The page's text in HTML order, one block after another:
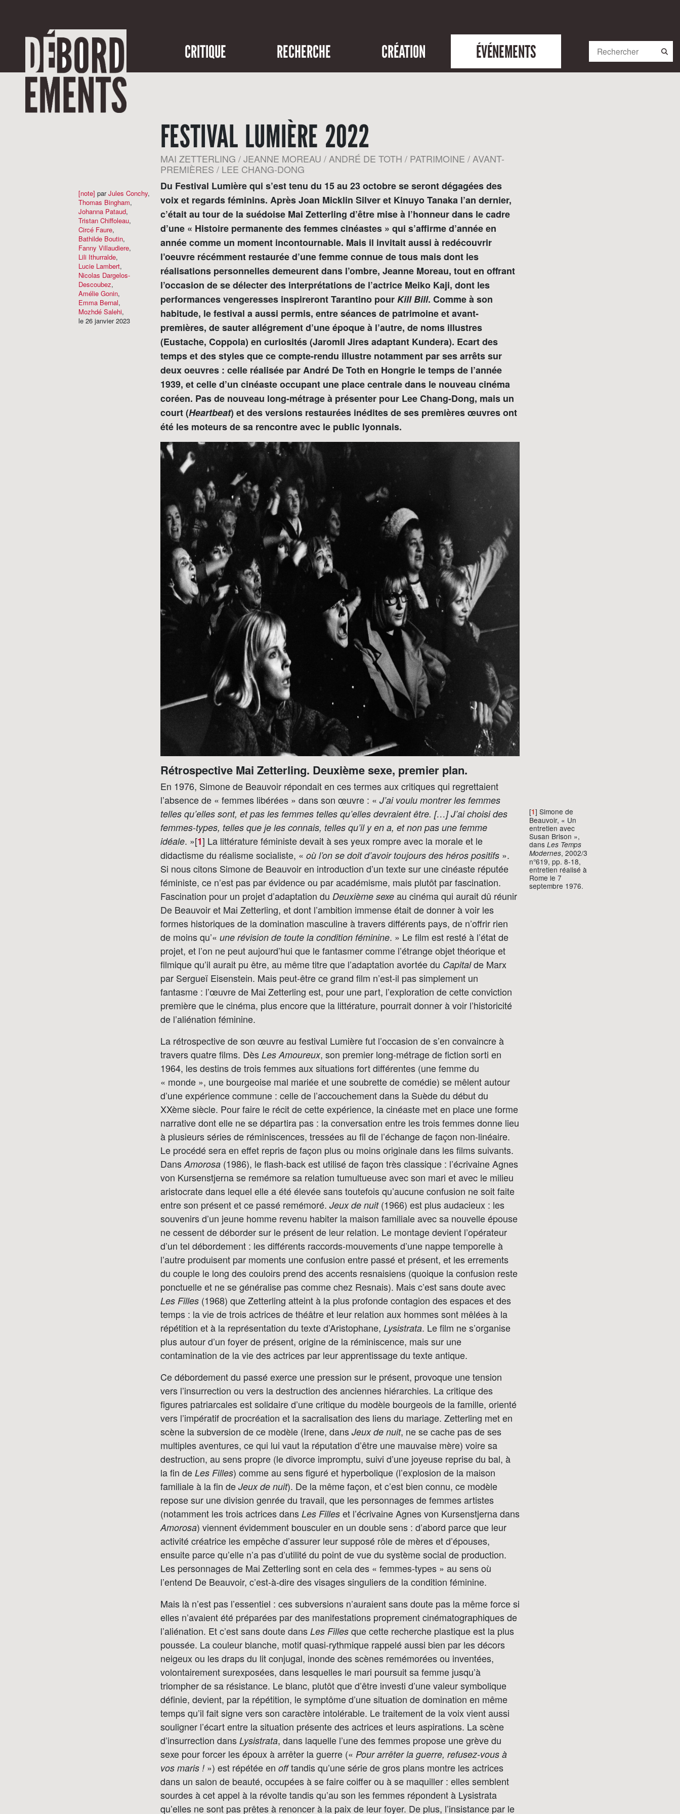
CRITIQUE RECHERCHE CRÉATION ÉVÉNEMENTS
FESTIVAL LUMIÈRE 2022
MAI ZETTERLING / JEANNE MOREAU / ANDRÉ DE TOTH / PATRIMOINE / AVANT-
PREMIÈRES / LEE CHANG-DONG
[note] parJules Conchy,
Thomas Bingham,
Johanna Pataud,
Tristan Chiffoleau,
Circé Faure,
Bathilde Boutin,
Fanny Villaudiere,
Lili Ithurralde,
Lucie Lambert,
Nicolas Dargelos-
Descoubez,
Amélie Gonin,
Emma Bernal,
Mozhdé Salehi,
le 26 janvier 2023
Du Festival Lumière qui s’est tenu du 15 au 23 octobre se seront dégagées des
voix et regards féminins. Après Joan Micklin Silver et Kinuyo Tanaka l’an dernier,
c’était au tour de la suédoise Mai Zetterling d’être mise à l’honneur dans le cadre
d’une « Histoire permanente des femmes cinéastes » qui s’affirme d’année en
année comme un moment incontournable. Mais il invitait aussi à redécouvrir
l’oeuvre récémment restaurée d’une femme connue de tous mais dont les
réalisations personnelles demeurent dans l’ombre, Jeanne Moreau, tout en offrant
l’occasion de se délecter des interprétations de l’actrice Meiko Kaji, dont les
performances vengeresses inspireront Tarantino pourKill Bill. Comme à son
habitude, le festival a aussi permis, entre séances de patrimoine et avant-
premières, de sauter allégrement d’une époque à l’autre, de noms illustres
(Eustache, Coppola) en curiosités (Jaromil Jires adaptant Kundera). Ecart des
temps et des styles que ce compte-rendu illustre notamment par ses arrêts sur
deux oeuvres : celle réalisée par André De Toth en Hongrie le temps de l’année
1939, et celle d’un cinéaste occupant une place centrale dans le nouveau cinéma
coréen. Pas de nouveau long-métrage à présenter pour Lee Chang-Dong, mais un
court (Heartbeat) et des versions restaurées inédites de ses premières œuvres ont
été les moteurs de sa rencontre avec le public lyonnais.
Rétrospective Mai Zetterling. Deuxième sexe, premier plan.
En 1976, Simone de Beauvoir répondait en ces termes aux critiques qui regrettaient
l’absence de « femmes libérées » dans son œuvre : « J’ai voulu montrer les femmes
telles qu’elles sont, et pas les femmes telles qu’elles devraient être. […] J’ai choisi des
femmes-types, telles que je les connais, telles qu’il y en a, et non pas une femme
idéale. »[1]
[1] Simone de
Beauvoir, « Un
entretien avec
Susan Brison »,
dans Les Temps
Modernes, 2002/3
n°619, pp. 8-18,
entretien réalisé à
Rome le 7
septembre 1976.
La littérature féministe devait à ses yeux rompre avec la morale et le
didactisme du réalisme socialiste, « où l’on se doit d’avoir toujours des héros positifs ».
Si nous citons Simone de Beauvoir en introduction d’un texte sur une cinéaste réputée
féministe, ce n’est pas par évidence ou par académisme, mais plutôt par fascination.
Fascination pour un projet d’adaptation du Deuxième sexe au cinéma qui aurait dû réunir
De Beauvoir et Mai Zetterling, et dont l’ambition immense était de donner à voir les
formes historiques de la domination masculine à travers différents pays, de n’offrir rien
de moins qu’« une révision de toute la condition féminine. » Le film est resté à l’état de
projet, et l’on ne peut aujourd’hui que le fantasmer comme l’étrange objet théorique et
filmique qu’il aurait pu être, au même titre que l’adaptation avortée du Capitalde Marx
par Sergueï Eisenstein. Mais peut-être ce grand film n’est-il pas simplement un
fantasme : l’œuvre de Mai Zetterling est, pour une part, l’exploration de cette conviction
première que le cinéma, plus encore que la littérature, pourrait donner à voir l’historicité
de l’aliénation féminine.
La rétrospective de son œuvre au festival Lumière fut l’occasion de s’en convaincre à
travers quatre films. Dès Les Amoureux, son premier long-métrage de fiction sorti en
1964, les destins de trois femmes aux situations fort différentes (une femme du
« monde », une bourgeoise mal mariée et une soubrette de comédie) se mêlent autour
d’une expérience commune : celle de l’accouchement dans la Suède du début du
XXème siècle. Pour faire le récit de cette expérience, la cinéaste met en place une forme
narrative dont elle ne se départira pas : la conversation entre les trois femmes donne lieu
à plusieurs séries de réminiscences, tressées au fil de l’échange de façon non-linéaire.
Le procédé sera en effet repris de façon plus ou moins originale dans les films suivants.
Dans Amorosa (1986), le flash-back est utilisé de façon très classique : l’écrivaine Agnes
von Kursenstjerna se remémore sa relation tumultueuse avec son mari et avec le milieu
aristocrate dans lequel elle a été élevée sans toutefois qu’aucune confusion ne soit faite
entre son présent et ce passé remémoré. Jeux de nuit(1966) est plus audacieux : les
souvenirs d’un jeune homme revenu habiter la maison familiale avec sa nouvelle épouse
ne cessent de déborder sur le présent de leur relation. Le montage devient l’opérateur
d’un tel débordement : les différents raccords-mouvements d’une nappe temporelle à
l’autre produisent par moments une confusion entre passé et présent, et les errements
du couple le long des couloirs prend des accents resnaisiens (quoique la confusion reste
ponctuelle et ne se généralise pas comme chez Resnais). Mais c’est sans doute avec
Les Filles (1968) que Zetterling atteint à la plus profonde contagion des espaces et des
temps : la vie de trois actrices de théâtre et leur relation aux hommes sont mêlées à la
répétition et à la représentation du texte d’Aristophane, Lysistrata. Le film ne s’organise
plus autour d’un foyer de présent, origine de la réminiscence, mais sur une
contamination de la vie des actrices par leur apprentissage du texte antique.
Ce débordement du passé exerce une pression sur le présent, provoque une tension
vers l’insurrection ou vers la destruction des anciennes hiérarchies. La critique des
figures patriarcales est solidaire d’une critique du modèle bourgeois de la famille, orienté
vers l’impératif de procréation et la sacralisation des liens du mariage. Zetterling met en
scène la subversion de ce modèle (Irene, dans Jeux de nuit, ne se cache pas de ses
multiples aventures, ce qui lui vaut la réputation d’être une mauvaise mère) voire sa
destruction, au sens propre (le divorce impromptu, suivi d’une joyeuse reprise du bal, à
la fin de Les Filles) comme au sens figuré et hyperbolique (l’explosion de la maison
familiale à la fin de Jeux de nuit). De la même façon, et c’est bien connu, ce modèle
repose sur une division genrée du travail, que les personnages de femmes artistes
(notamment les trois actrices dans Les Filles et l’écrivaine Agnes von Kursenstjerna dans
Amorosa) viennent évidemment bousculer en un double sens : d’abord parce que leur
activité créatrice les empêche d’assurer leur supposé rôle de mères et d’épouses,
ensuite parce qu’elle n’a pas d’utilité du point de vue du système social de production.
Les personnages de Mai Zetterling sont en cela des « femmes-types » au sens où
l’entend De Beauvoir, c’est-à-dire des visages singuliers de la condition féminine.
Mais là n’est pas l’essentiel : ces subversions n’auraient sans doute pas la même force si
elles n’avaient été préparées par des manifestations proprement cinématographiques de
l’aliénation. Et c’est sans doute dans Les Filles que cette recherche plastique est la plus
poussée. La couleur blanche, motif quasi-rythmique rappelé aussi bien par les décors
neigeux ou les draps du lit conjugal, inonde des scènes remémorées ou inventées,
volontairement surexposées, dans lesquelles le mari poursuit sa femme jusqu’à
triompher de sa résistance. Le blanc, plutôt que d’être investi d’une valeur symbolique
définie, devient, par la répétition, le symptôme d’une situation de domination en même
temps qu’il fait signe vers son caractère intolérable. Le traitement de la voix vient aussi
souligner l’écart entre la situation présente des actrices et leurs aspirations. La scène
d’insurrection dans Lysistrata, dans laquelle l’une des femmes propose une grève du
sexe pour forcer les époux à arrêter la guerre (« Pour arrêter la guerre, refusez-vous à
vos maris ! ») est répétée en offtandis qu’une série de gros plans montre les actrices
dans un salon de beauté, occupées à se faire coiffer ou à se maquiller : elles semblent
sourdes à cet appel à la révolte tandis qu’au son les femmes répondent à Lysistrata
qu’elles ne sont pas prêtes à renoncer à la paix de leur foyer. De plus, l’insistance par le